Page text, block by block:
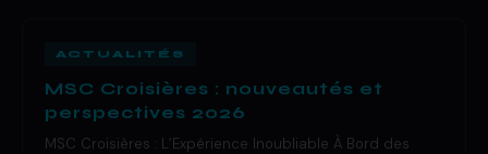
ACTUALITÉS
MSC Croisières : nouveautés et
perspectives 2026
MSC Croisières : L’Expérience Inoubliable À Bord des